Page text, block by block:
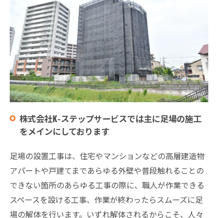
株式会社K-ステップサービスでは主に足場の施工
をメインにしております
足場の設置工事は、住宅やマンションなどの高層建造物
アパートや戸建てまであらゆる外壁や普段触れることの
できない箇所のあらゆる工事の際に、職人が作業できる
スペースを設ける工事、作業が終わったらスムーズに足
場の解体を行います。いずれ解体されるからこそ、人々